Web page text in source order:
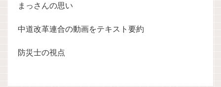
まっさんの思い
中道改革連合の動画をテキスト要約
防災士の視点